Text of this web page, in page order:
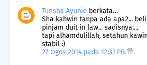
Tunsha Ayunie berkata…
Sha kahwin tanpa ada apa2...
pinjam duit in law... sadisnya....
tapi alhamdulillah, setahun
stabil :)
27 Ogos 2014 pada 12:32 PG